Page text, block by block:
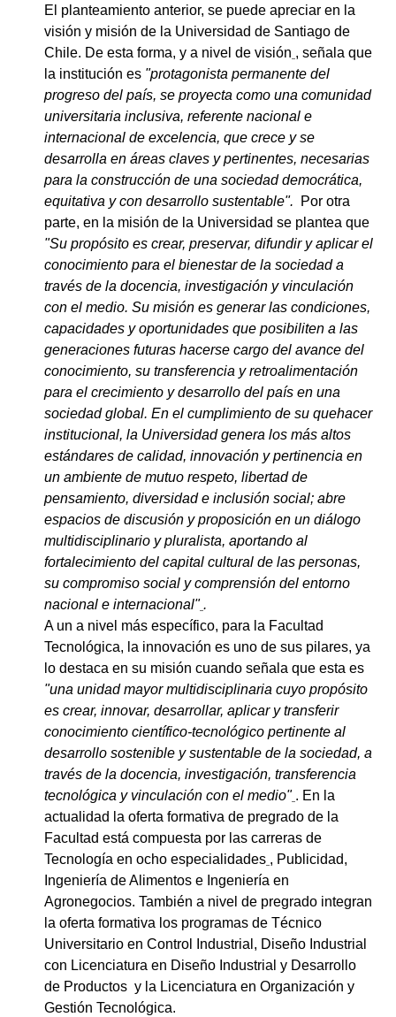
El planteamiento anterior, se puede apreciar en la
visión y misión de la Universidad de Santiago de
Chile. De esta forma, y a nivel de visión , señala que
la institución es "protagonista permanente del
progreso del país, se proyecta como una comunidad
universitaria inclusiva, referente nacional e
internacional de excelencia, que crece y se
desarrolla en áreas claves y pertinentes, necesarias
para la construcción de una sociedad democrática,
equitativa y con desarrollo sustentable". Por otra
parte, en la misión de la Universidad se plantea que
"Su propósito es crear, preservar, difundir y aplicar el
conocimiento para el bienestar de la sociedad a
través de la docencia, investigación y vinculación
con el medio. Su misión es generar las condiciones,
capacidades y oportunidades que posibiliten a las
generaciones futuras hacerse cargo del avance del
conocimiento, su transferencia y retroalimentación
para el crecimiento y desarrollo del país en una
sociedad global. En el cumplimiento de su quehacer
institucional, la Universidad genera los más altos
estándares de calidad, innovación y pertinencia en
un ambiente de mutuo respeto, libertad de
pensamiento, diversidad e inclusión social; abre
espacios de discusión y proposición en un diálogo
multidisciplinario y pluralista, aportando al
fortalecimiento del capital cultural de las personas,
su compromiso social y comprensión del entorno
nacional e internacional" .
A un a nivel más específico, para la Facultad
Tecnológica, la innovación es uno de sus pilares, ya
lo destaca en su misión cuando señala que esta es
"una unidad mayor multidisciplinaria cuyo propósito
es crear, innovar, desarrollar, aplicar y transferir
conocimiento científico-tecnológico pertinente al
desarrollo sostenible y sustentable de la sociedad, a
través de la docencia, investigación, transferencia
tecnológica y vinculación con el medio" . En la
actualidad la oferta formativa de pregrado de la
Facultad está compuesta por las carreras de
Tecnología en ocho especialidades , Publicidad,
Ingeniería de Alimentos e Ingeniería en
Agronegocios. También a nivel de pregrado integran
la oferta formativa los programas de Técnico
Universitario en Control Industrial, Diseño Industrial
con Licenciatura en Diseño Industrial y Desarrollo
de Productos y la Licenciatura en Organización y
Gestión Tecnológica.